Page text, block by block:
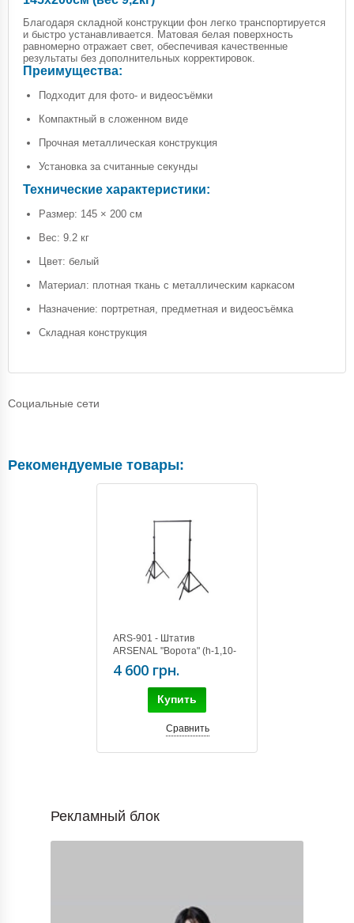
Благодаря складной конструкции фон легко транспортируется
и быстро устанавливается. Матовая белая поверхность
равномерно отражает свет, обеспечивая качественные
результаты без дополнительных корректировок.
Преимущества:
Подходит для фото- и видеосъёмки
Компактный в сложенном виде
Прочная металлическая конструкция
Установка за считанные секунды
Технические характеристики:
Размер: 145 × 200 см
Вес: 9.2 кг
Цвет: белый
Материал: плотная ткань с металлическим каркасом
Назначение: портретная, предметная и видеосъёмка
Складная конструкция
Социальные сети
Рекомендуемые товары:
ARS-901 - Штатив
ARSENAL "Ворота" (h-1,10-
2,75 w-1,45-2,98)
4 600 грн.
Купить
Сравнить
Рекламный блок